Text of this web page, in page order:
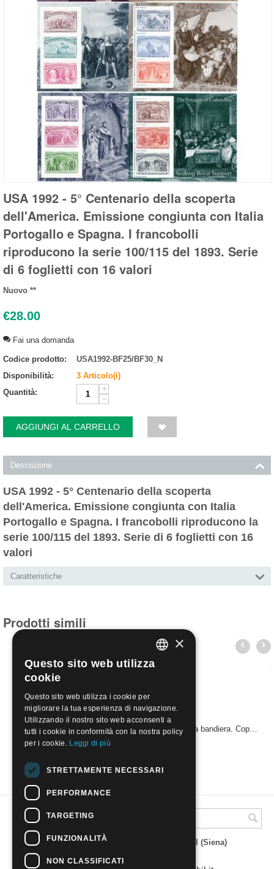
USA 1992 - 5° Centenario della scoperta
dell'America. Emissione congiunta con Italia
Portogallo e Spagna. I francobolli
riproducono la serie 100/115 del 1893. Serie
di 6 foglietti con 16 valori
Nuovo **
€28.00
Fai una domanda
Codice prodotto:
USA1992-BF25/BF30_N
Disponibilità:
3 Articolo(i)
Quantità:
+
−
AGGIUNGI AL CARRELLO
Descrizione
USA 1992 - 5° Centenario della scoperta
dell'America. Emissione congiunta con Italia
Portogallo e Spagna. I francobolli riproducono la
serie 100/115 del 1893. Serie di 6 foglietti con 16
valori
Caratteristiche
Prodotti simili
1992 - Centenario del testo che dichiara fedeltà alla bandiera. Coppia d.11x10 -Da libr. gomma lucida. Nuovo**
A.M.Phil di Andrea Mulinacci
P.za V. Emanuele 23 - 53019 VAGLIAGLI (Siena)
CCIAA di Siena REA SI 93025
ITALIAN
×
Questo sito web utilizza
cookie
Questo sito web utilizza i cookie per
migliorare la tua esperienza di navigazione.
Utilizzando il nostro sito web acconsenti a
tutti i cookie in conformità con la nostra policy
per i cookie. Leggi di più
STRETTAMENTE NECESSARI
PERFORMANCE
TARGETING
FUNZIONALITÀ
NON CLASSIFICATI